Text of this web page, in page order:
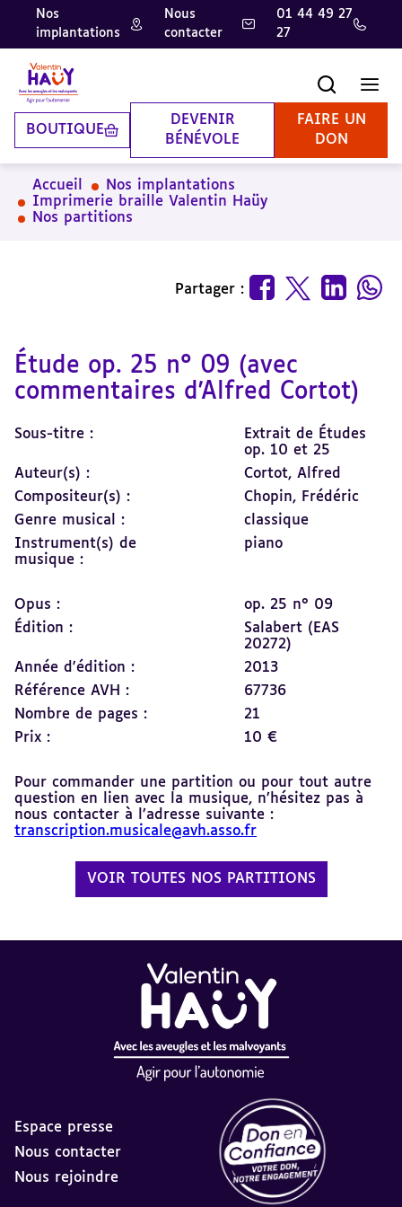
Aller
contenu
principal
Aller
pied
de
page
Aller
la
recherche
Nos
implantations
Nous
contacter
01 44 49 27
27
BOUTIQUE
DEVENIR
BÉNÉVOLE
FAIRE UN
DON
Accueil
Nos implantations
Imprimerie braille Valentin Haüy
Nos partitions
Partager :
Étude op. 25 n° 09 (avec
commentaires d'Alfred Cortot)
Sous-titre :
Extrait de Études
op. 10 et 25
Auteur(s) :
Cortot, Alfred
Compositeur(s) :
Chopin, Frédéric
Genre musical :
classique
Instrument(s) de
musique :
piano
Opus :
op. 25 n° 09
Édition :
Salabert (EAS
20272)
Année d'édition :
2013
Référence AVH :
67736
Nombre de pages :
21
Prix :
10 €
Pour commander une partition ou pour tout autre
question en lien avec la musique, n’hésitez pas à
nous contacter à l’adresse suivante :
transcription.musicale@avh.asso.fr
VOIR TOUTES NOS PARTITIONS
Espace presse
Nous contacter
Nous rejoindre